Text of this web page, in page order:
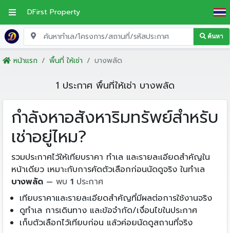
DFirst Property
ค้นหา
หน้าแรก พื้นที่ ให้เช่า บางพลัด
1 ประกาศ พื้นที่ให้เช่า บางพลัด
กำลังหาอสังหาริมทรัพย์สำหรับ
เช่าอยู่ไหม?
รวมประกาศไว้ให้เทียบราคา ทำเล และรายละเอียดสำคัญใน
หน้าเดียว เหมาะกับการคัดตัวเลือกก่อนนัดดูจริง ในทำเล
บางพลัด— พบ 1ประกาศ
เทียบราคาและรายละเอียดสำคัญที่มีผลต่อการใช้งานจริง
ดูทำเล การเดินทาง และข้อจำกัด/เงื่อนไขในประกาศ
เก็บตัวเลือกไว้เทียบก่อน แล้วค่อยนัดดูสถานที่จริง